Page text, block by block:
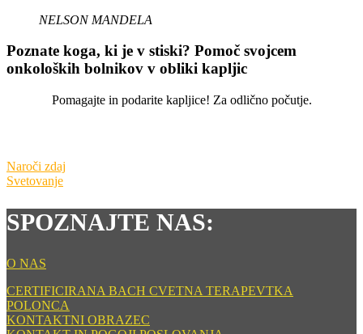
NELSON MANDELA
Poznate koga, ki je v stiski? Pomoč svojcem
onkoloških bolnikov v obliki kapljic
Pomagajte in podarite kapljice! Za odlično počutje.
Naroči zdaj
Svetovanje
SPOZNAJTE NAS:
O NAS
CERTIFICIRANA BACH CVETNA TERAPEVTKA
POLONCA
KONTAKTNI OBRAZEC